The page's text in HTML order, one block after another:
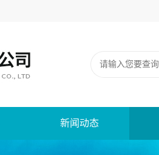
新闻动态